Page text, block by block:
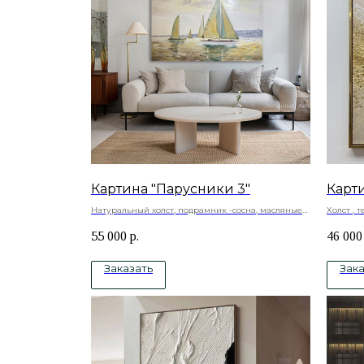
Картина "Парусники 3"
Натуральный холст, подрамник -сосна, масляные
55 000 р.
Заказать
Холст ,
Под
46 000